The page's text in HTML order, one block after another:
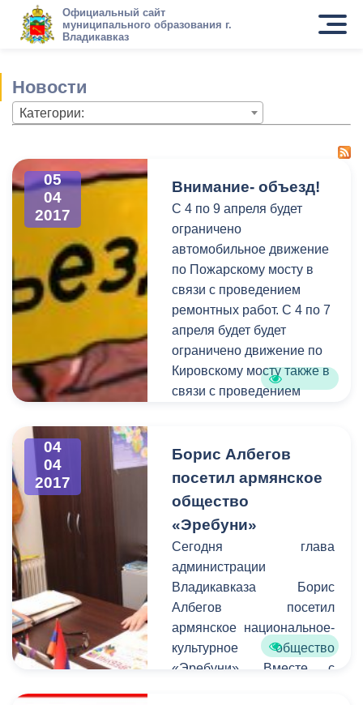
Официальный сайт
муниципального образования г.
Владикавказ
Новости
Категории:
05
04
2017
Внимание- объезд!
C 4 по 9 апреля будет
ограничено
автомобильное движение
по Пожарскому мосту в
связи с проведением
ремонтных работ. С 4 по 7
апреля будет будет
ограничено движение по
Кировскому мосту также в
связи с проведением
04
04
2017
Борис Албегов
посетил армянское
общество
«Эребуни»
Сегодня глава
администрации
Владикавказа Борис
Албегов посетил
армянское национальное-
культурное общество
«Эребуни». Вместе с